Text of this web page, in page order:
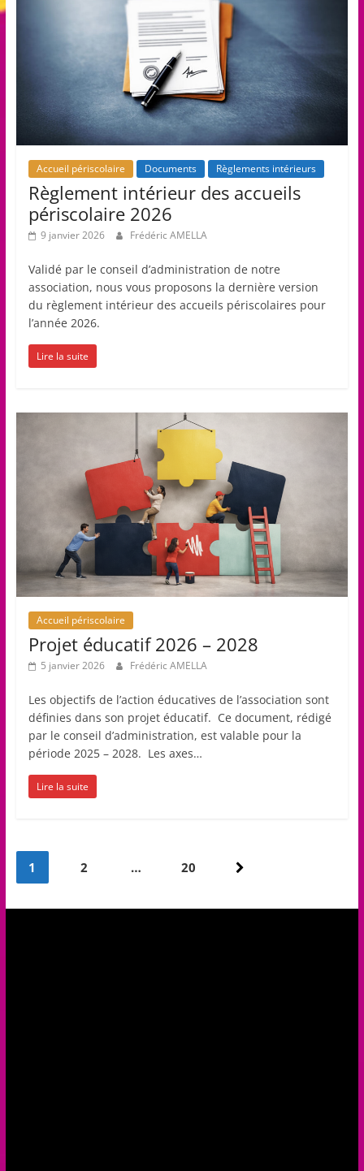
Accueil périscolaire Documents Règlements intérieurs
Règlement intérieur des accueils
périscolaire 2026
9 janvier 2026 Frédéric AMELLA
Validé par le conseil d’administration de notre
association, nous vous proposons la dernière version
du règlement intérieur des accueils périscolaires pour
l’année 2026.
Lire la suite
Accueil périscolaire
Projet éducatif 2026 – 2028
5 janvier 2026 Frédéric AMELLA
Les objectifs de l’action éducatives de l’association sont
définies dans son projet éducatif. Ce document, rédigé
par le conseil d’administration, est valable pour la
période 2025 – 2028. Les axes…
Lire la suite
Pagination
des
publications
1 2 … 20